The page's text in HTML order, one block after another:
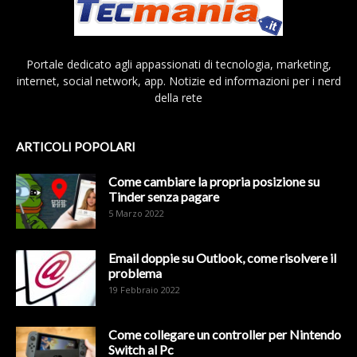
Portale dedicato agli appassionati di tecnologia, marketing,
internet, social network, app. Notizie ed informazioni per i nerd
della rete
ARTICOLI POPOLARI
Come cambiare la propria posizione su
Tinder senza pagare
5 Marzo 2022
Email doppie su Outlook, come risolvere il
problema
19 Febbraio 2022
Come collegare un controller per Nintendo
Switch al Pc